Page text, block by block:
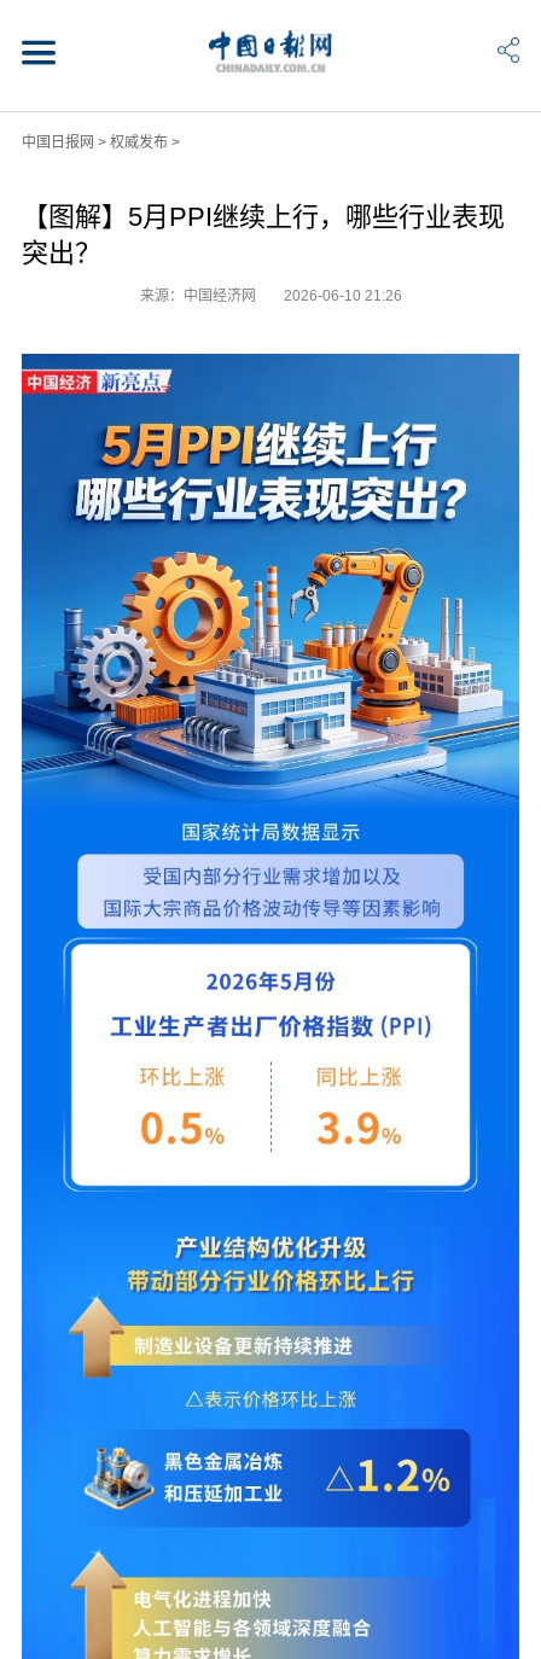
中国日报网 > 权威发布>
【图解】5月PPI继续上行，哪些行业表现
突出？
来源：中国经济网 2026-06-10 21:26